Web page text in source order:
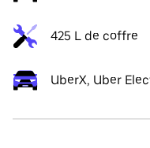
425 L de coffre
UberX, Uber